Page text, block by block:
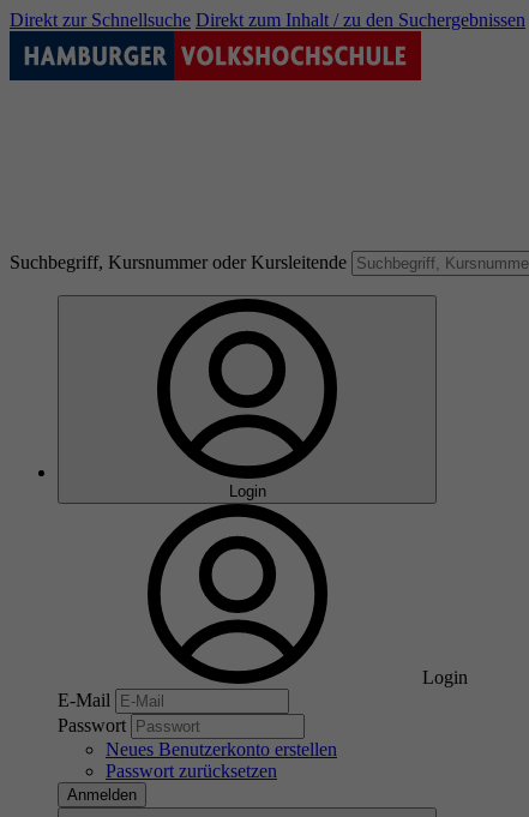
Direkt zur Schnellsuche Direkt zum Inhalt / zu den Suchergebnissen
Suchbegriff, Kursnummer oder Kursleitende
Login
Login
E-Mail
Passwort
Neues Benutzerkonto erstellen
Passwort zurücksetzen
Anmelden